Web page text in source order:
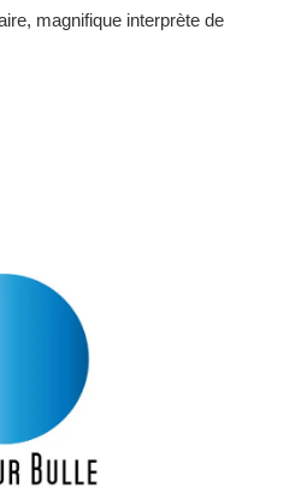
magnifique interprète de